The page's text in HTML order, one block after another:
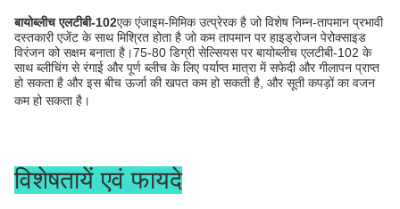
बायोब्लीच एलटीबी-102एक एंजाइम-मिमिक उत्प्रेरक है जो विशेष निम्न-तापमान प्रभावी
दस्तकारी एजेंट के साथ मिश्रित होता है जो कम तापमान पर हाइड्रोजन पेरोक्साइड
विरंजन को सक्षम बनाता है।75-80 डिग्री सेल्सियस पर बायोब्लीच एलटीबी-102 के
साथ ब्लीचिंग से रंगाई और पूर्ण ब्लीच के लिए पर्याप्त मात्रा में सफेदी और गीलापन प्राप्त
हो सकता है और इस बीच ऊर्जा की खपत कम हो सकती है, और सूती कपड़ों का वजन
कम हो सकता है।
विशेषतायें एवं फायदे